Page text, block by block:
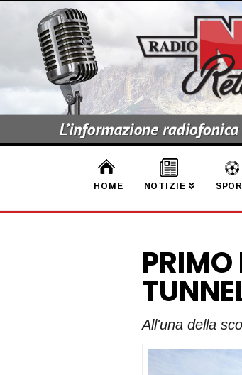
HOME NOTIZIE
PRIMO
All'una della